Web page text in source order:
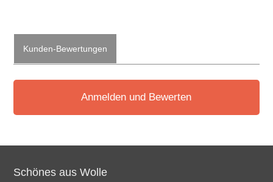
Kunden-Bewertungen
Anmelden und Bewerten
Schönes aus Wolle